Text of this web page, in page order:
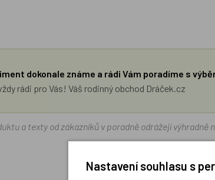
dokonale známe a rádi Vám poradíme s
rádi pro Vás! Váš rodinný obchod Dráček.cz
a texty od zákazníků v poradně odrážejí
Zatím
Nastavení souhlasu s